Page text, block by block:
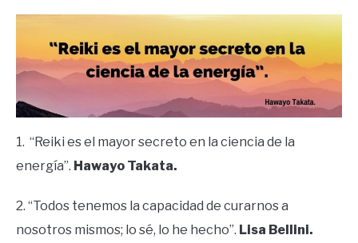
1. “Reiki es el mayor secreto en la ciencia de la
energía”. Hawayo Takata.
2. “Todos tenemos la capacidad de curarnos a
nosotros mismos; lo sé, lo he hecho”. Lisa Bellini.